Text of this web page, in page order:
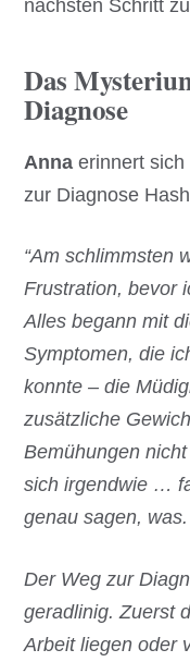
nächsten Schritt
Das
Diagnose
Anna erinnert
zur Diagnose
“Am schlimmsten
Frustration, bevor
Alles begann mit
Symptomen, die
konnte – die
zusätzliche
Bemühungen
sich irgendwie …
genau sagen, was.
Der Weg zur
geradlinig. Zuerst
Arbeit liegen oder